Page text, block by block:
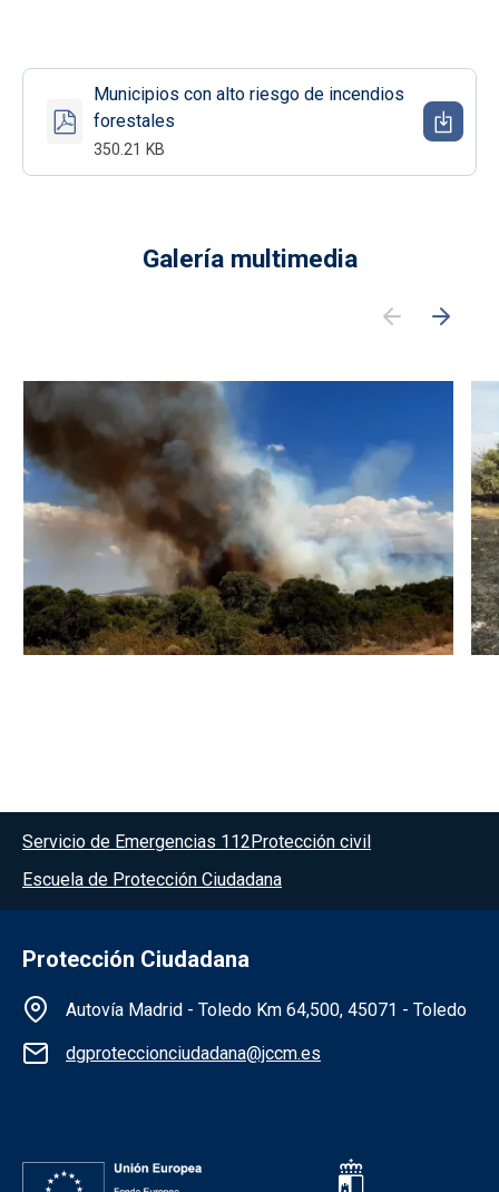
Municipios con alto riesgo de incendios
forestales
350.21 KB
Galería multimedia
Imagen
Menú del pie
Servicio de Emergencias 112Protección civil
Escuela de Protección Ciudadana
Protección Ciudadana
Información de la institución
Autovía Madrid - Toledo Km 64,500, 45071 - Toledo
dgproteccionciudadana@jccm.es